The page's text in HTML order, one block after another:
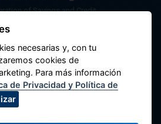
of Savings and Credit
542, Jesús María 15072,
Lima - Perú.
Contact us
(51-1) 424-6769
necesarias y, con tu
cookies de
Para más información
de Privacidad y Política de